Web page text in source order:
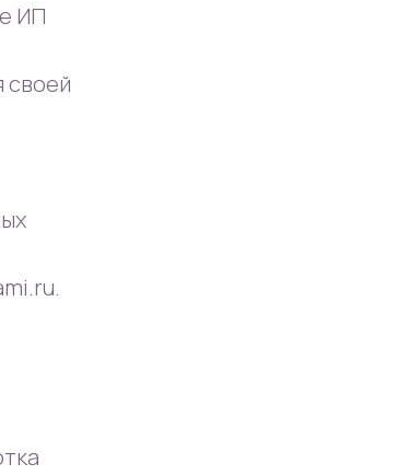
ИП
своей